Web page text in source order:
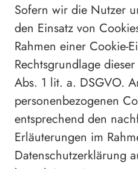
Sofern wir die Nutzer
den Einsatz von
Rahmen einer Cookie-
Rechtsgrundlage
Abs. 1 lit. a. DSGVO.
personenbezogenen
entsprechend den
Erläuterungen im
Datenschutzerklärung